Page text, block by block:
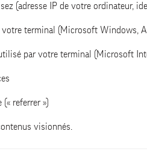
(adresse IP de votre ordinateur,
terminal (Microsoft Windows,
par votre terminal (Microsoft
referrer »)
visionnés.